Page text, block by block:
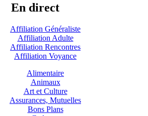
En direct
Affiliation Généraliste
Affiliation Adulte
Affiliation Rencontres
Affiliation Voyance
Alimentaire
Animaux
Art et Culture
Assurances, Mutuelles
Bons Plans